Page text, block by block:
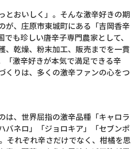
とおいしく」。そんな激辛好きの期
が、庄原市東城町にある「吉岡香辛
も珍しい唐辛子専門農家として、
、乾燥、粉末加工、販売までを一貫
「激辛好きが本気で満足できる辛
くりは、多くの激辛ファンの心をつ
は、世界屈指の激辛品種「キャロラ
バネロ」「ジョロキア」「セブンポ
それぞれ辛さだけでなく、柑橘を思